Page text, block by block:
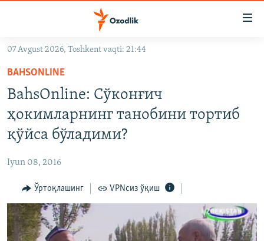
Асосий
навигацияга
ўтинг
Қидиришга
ўтинг
OZODVIDEO
На русском
ИЖТИМОИЙ ТАРМОҚЛАР
07 Avgust 2026, Toshkent vaqti: 21:44
BAHSONLINE
BahsOnline: Cўконғич
ҳокимларнинг танобини тортиб
қўйса бўладими?
Iyun 08, 2016
Ўртоқлашинг VPNсиз ўқиш